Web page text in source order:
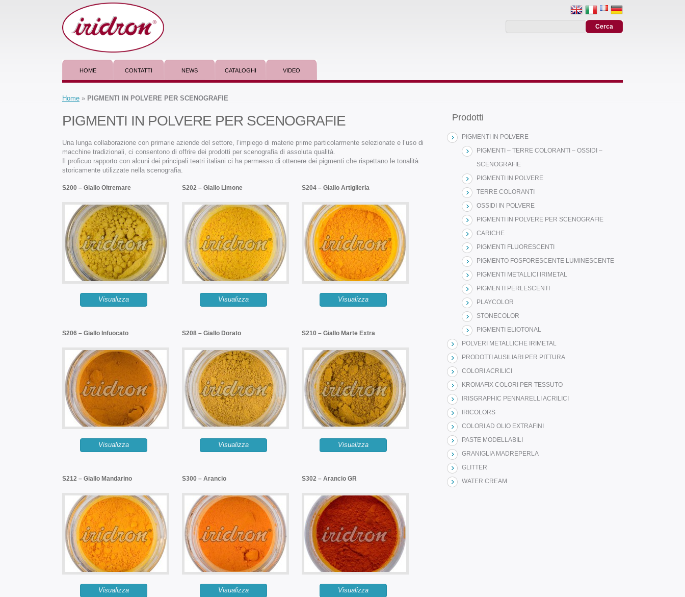
HOME CONTATTI NEWS CATALOGHI VIDEO
Home » PIGMENTI IN POLVERE PER SCENOGRAFIE
PIGMENTI IN POLVERE PER SCENOGRAFIE
Una lunga collaborazione con primarie aziende del settore, l’impiego di materie prime particolarmente selezionate e l’uso di
macchine tradizionali, ci consentono di offrire dei prodotti per scenografia di assoluta qualità.
Il proficuo rapporto con alcuni dei principali teatri italiani ci ha permesso di ottenere dei pigmenti che rispettano le tonalità
storicamente utilizzate nella scenografia.
S200 – Giallo Oltremare
Visualizza
S202 – Giallo Limone
Visualizza
S204 – Giallo Artiglieria
Visualizza
S206 – Giallo Infuocato
Visualizza
S208 – Giallo Dorato
Visualizza
S210 – Giallo Marte Extra
Visualizza
S212 – Giallo Mandarino
Visualizza
S300 – Arancio
Visualizza
S302 – Arancio GR
Visualizza
Prodotti
PIGMENTI IN POLVERE
PIGMENTI – TERRE COLORANTI – OSSIDI –
SCENOGRAFIE
PIGMENTI IN POLVERE
TERRE COLORANTI
OSSIDI IN POLVERE
PIGMENTI IN POLVERE PER SCENOGRAFIE
CARICHE
PIGMENTI FLUORESCENTI
PIGMENTO FOSFORESCENTE LUMINESCENTE
PIGMENTI METALLICI IRIMETAL
PIGMENTI PERLESCENTI
PLAYCOLOR
STONECOLOR
PIGMENTI ELIOTONAL
POLVERI METALLICHE IRIMETAL
PRODOTTI AUSILIARI PER PITTURA
COLORI ACRILICI
KROMAFIX COLORI PER TESSUTO
IRISGRAPHIC PENNARELLI ACRILICI
IRICOLORS
COLORI AD OLIO EXTRAFINI
PASTE MODELLABILI
GRANIGLIA MADREPERLA
GLITTER
WATER CREAM